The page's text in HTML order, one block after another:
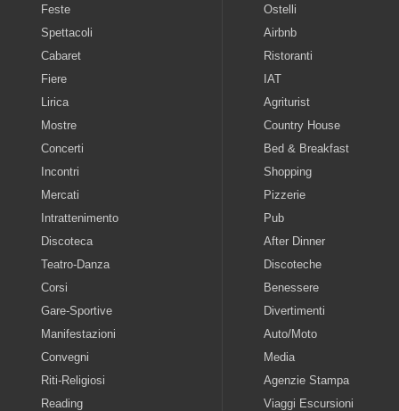
Feste
Spettacoli
Cabaret
Fiere
Lirica
Mostre
Concerti
Incontri
Mercati
Intrattenimento
Discoteca
Teatro-Danza
Corsi
Gare-Sportive
Manifestazioni
Convegni
Riti-Religiosi
Reading
Ostelli
Airbnb
Ristoranti
IAT
Agriturist
Country House
Bed & Breakfast
Shopping
Pizzerie
Pub
After Dinner
Discoteche
Benessere
Divertimenti
Auto/Moto
Media
Agenzie Stampa
Viaggi Escursioni